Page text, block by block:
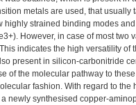
metals are used, that usually
strained binding modes
However, in case of most two
indicates the high versatility of
present in silicon-carbonitride
the molecular pathway to
fashion. With regard to
newly synthesised copper-